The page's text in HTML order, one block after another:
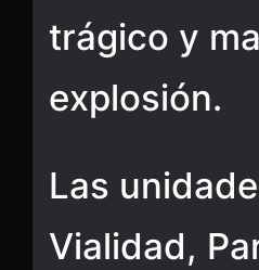
trágico y
explosión.
Las
Vialidad,